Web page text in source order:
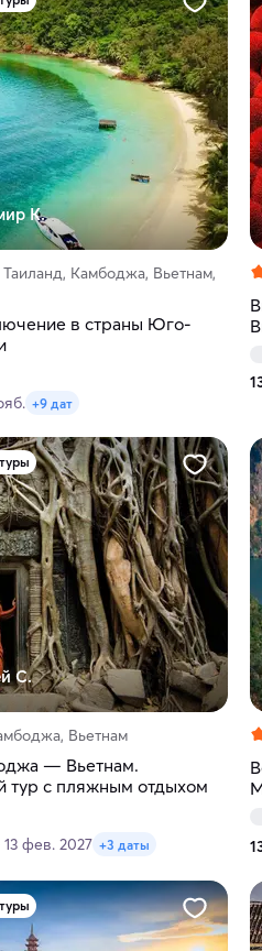
К.
Камбоджа, Вьетнам,
в страны Юго-
+9 дат
С.
Вьетнам
— Вьетнам.
тур с пляжным отдыхом
фев. 2027 +3 даты